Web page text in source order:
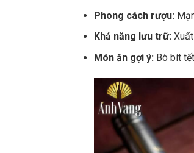
Phong cách rượu:
Khả năng lưu trữ:Xuất
Món ăn gợi ý: Bò bít